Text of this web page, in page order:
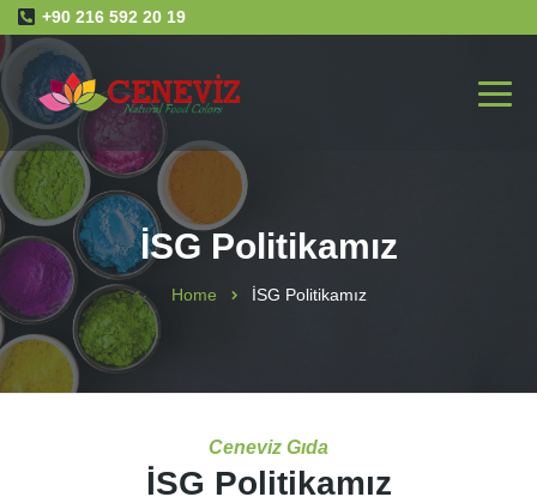
+90 216 592 20 19
İSG Politikamız
Home İSG Politikamız
Ceneviz Gıda
İSG Politikamız